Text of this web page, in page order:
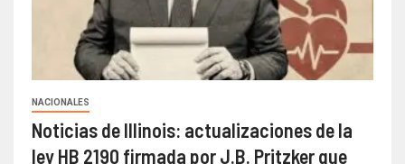
NACIONALES
Noticias de Illinois: actualizaciones de la
ley HB 2190 firmada por J.B. Pritzker que